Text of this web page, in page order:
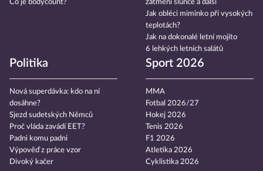
Co je bodycount?
zatmění slunce a další
Jak obléci miminko při vysokých
teplotách?
Jak na dokonalé letní mojito
6 lehkých letních salátů
Politika
Nová superdávka: kdo na ní
dosáhne?
Sjezd sudetských Němců
Proč vláda zavádí EET?
Padni komu padni
Výpověď z práce vzor
Divoký kačer
Sport 2026
MMA
Fotbal 2026/27
Hokej 2026
Tenis 2026
F1 2026
Atletika 2026
Cyklistika 2026